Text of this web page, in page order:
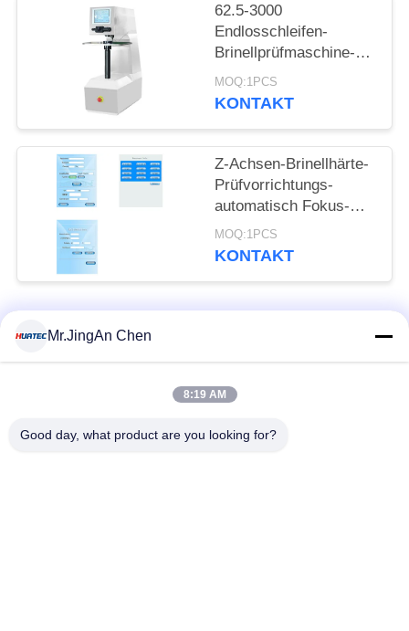
62.5-3000
Endlosschleifen-
Brinellprüfmaschine-
Selbstdrehkopf-Touch
Screen Bank-Art Kgf
MOQ:1PCS
KONTAKT
Z-Achsen-Brinellhärte-
Prüfvorrichtungs-
automatisch Fokus-
Endlosschleifen-
Digital-Kodierer-Ziel
MOQ:1PCS
KONTAKT
Beliebte Kategorien Alle
Ultraschall-
Mr.JingAn Chen
8:19 AM
Good day, what product are you looking for?